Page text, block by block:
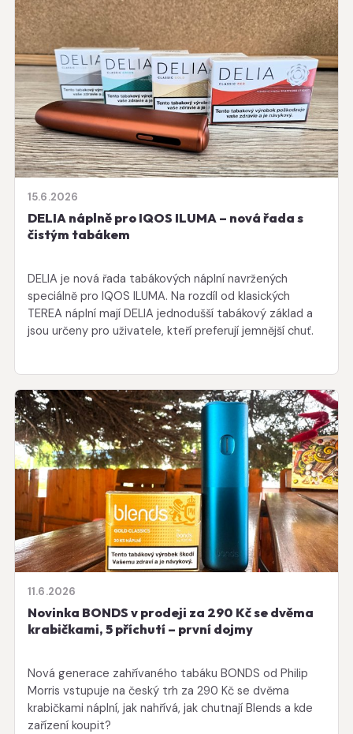
15.6.2026
DELIA náplně pro IQOS ILUMA – nová řada s
čistým tabákem
DELIA je nová řada tabákových náplní navržených
speciálně pro IQOS ILUMA. Na rozdíl od klasických
TEREA náplní mají DELIA jednodušší tabákový základ a
jsou určeny pro uživatele, kteří preferují jemnější chuť.
11.6.2026
Novinka BONDS v prodeji za 290 Kč se dvěma
krabičkami, 5 příchutí – první dojmy
Nová generace zahřívaného tabáku BONDS od Philip
Morris vstupuje na český trh za 290 Kč se dvěma
krabičkami náplní, jak nahřívá, jak chutnají Blends a kde
zařízení koupit?